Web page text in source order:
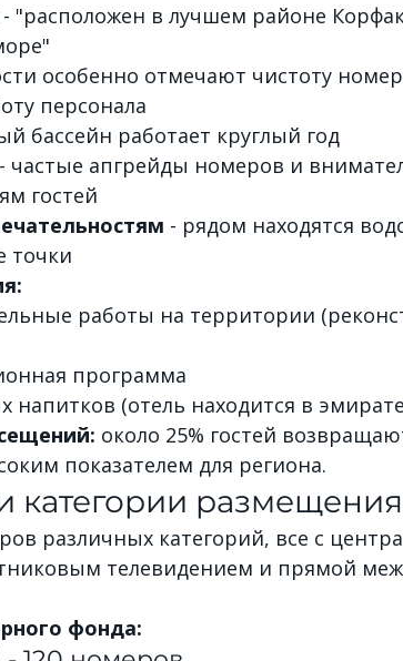
- "расположен в лучшем районе
особенно отмечают чистоту
персонала
бассейн работает круглый год
- частые апгрейды номеров и
гостей
- рядом находятся
точки
работы на территории
программа
напитков (отель находится в
около 25% гостей
показателем для региона.
размещения
различных категорий, все с
телевидением и прямой
фонда: